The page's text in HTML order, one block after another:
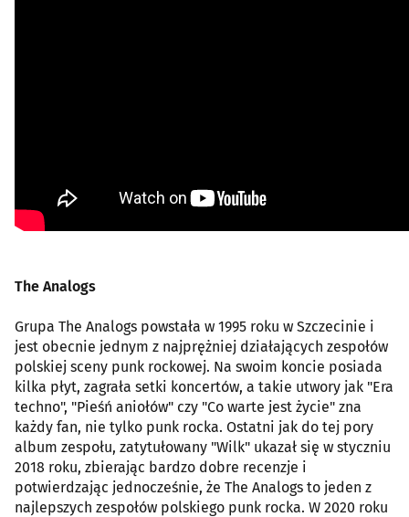
The Analogs
Grupa The Analogs powstała w 1995 roku w Szczecinie i
jest obecnie jednym z najprężniej działających zespołów
polskiej sceny punk rockowej. Na swoim koncie posiada
kilka płyt, zagrała setki koncertów, a takie utwory jak "Era
techno", "Pieśń aniołów" czy "Co warte jest życie" zna
każdy fan, nie tylko punk rocka. Ostatni jak do tej pory
album zespołu, zatytułowany "Wilk" ukazał się w styczniu
2018 roku, zbierając bardzo dobre recenzje i
potwierdzając jednocześnie, że The Analogs to jeden z
najlepszych zespołów polskiego punk rocka. W 2020 roku